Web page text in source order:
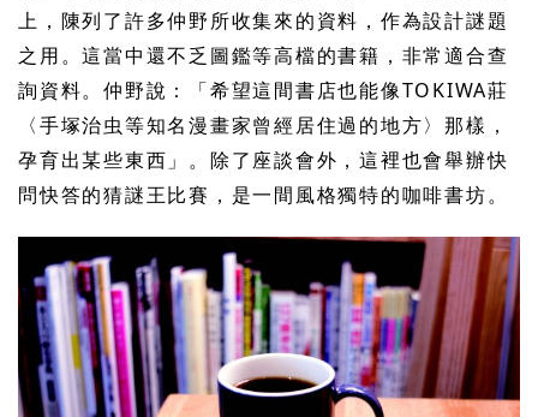
上，陳列了許多仲野所收集來的資料，作為設計謎題
之用。這當中還不乏圖鑑等高檔的書籍，非常適合查
詢資料。仲野說：「希望這間書店也能像TOKIWA莊
〈手塚治虫等知名漫畫家曾經居住過的地方〉那樣，
孕育出某些東西」。除了座談會外，這裡也會舉辦快
問快答的猜謎王比賽，是一間風格獨特的咖啡書坊。